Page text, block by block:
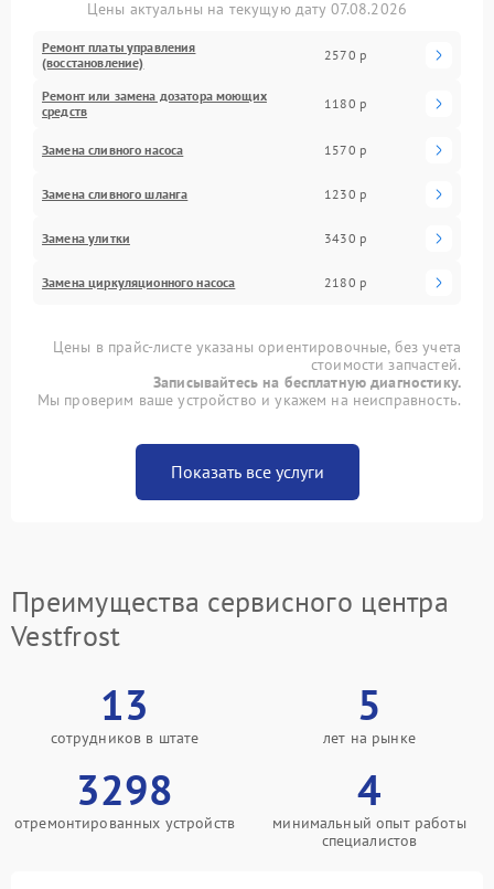
Цены актуальны на текущую дату 07.08.2026
Ремонт платы управления
(восстановление)
2570 р
Ремонт или замена дозатора моющих
средств
1180 р
Замена сливного насоса 1570 р
Замена сливного шланга 1230 р
Замена улитки 3430 р
Замена циркуляционного насоса 2180 р
Цены в прайс-листе указаны ориентировочные, без учета
стоимости запчастей.
Записывайтесь на бесплатную диагностику.
Мы проверим ваше устройство и укажем на неисправность.
Показать все услуги
Преимущества сервисного центра
Vestfrost
13
сотрудников в штате
5
лет на рынке
3298
отремонтированных устройств
4
минимальный опыт работы
специалистов